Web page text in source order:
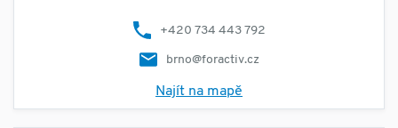
+420 734 443 792
brno@foractiv.cz
Najít na mapě